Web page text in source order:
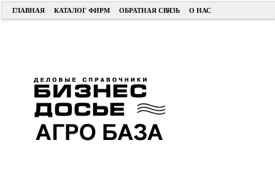
ГЛАВНАЯ КАТАЛОГ ФИРМ ОБРАТНАЯ СВЯЗЬ О НАС